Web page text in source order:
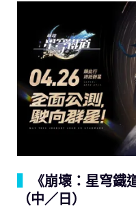
《崩壞：星穹鐵
（中／日）